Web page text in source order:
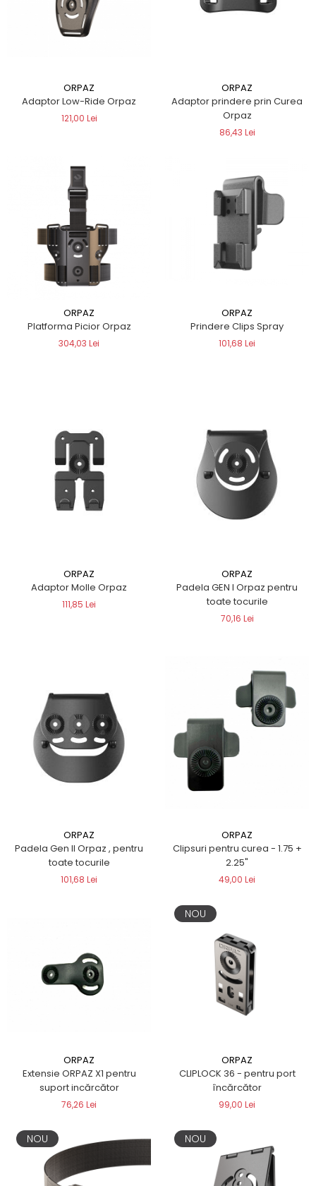
Fortele de Ordine Publica
Toc Sprey cu Piper
Accesorii ORPAZ
Evo Active
Evo Pasive
M-Series
ORPAZ
Adaptor Low-Ride Orpaz
121,00 Lei
ORPAZ
Adaptor prindere prin Curea
Orpaz
86,43 Lei
ORPAZ
Platforma Picior Orpaz
304,03 Lei
ORPAZ
Prindere Clips Spray
101,68 Lei
ORPAZ
Adaptor Molle Orpaz
111,85 Lei
ORPAZ
Padela GEN I Orpaz pentru
toate tocurile
70,16 Lei
ORPAZ
Padela Gen II Orpaz , pentru
toate tocurile
101,68 Lei
ORPAZ
Clipsuri pentru curea - 1.75 +
2.25"
49,00 Lei
ORPAZ
Extensie ORPAZ X1 pentru
suport incărcător
76,26 Lei
NOU
ORPAZ
CLIPLOCK 36 - pentru port
încărcător
99,00 Lei
NOU NOU